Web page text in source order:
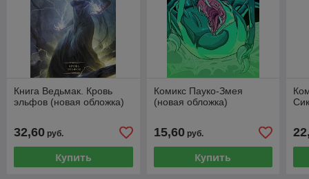
Книга Ведьмак. Кровь
эльфов (новая обложка)
32,60 руб.
Купить
Комикс Пауко-Змея
(новая обложка)
15,60руб.
Купить